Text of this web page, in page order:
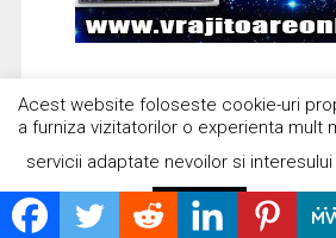
Acest website foloseste cookie-uri
a furniza vizitatorilor o experienta mult
servicii adaptate nevoilor si
Respinge Citește